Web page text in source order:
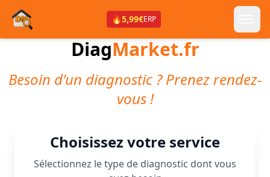
🔥5,99€ERP
DiagMarket.fr
Besoin d'un diagnostic ? Prenez rendez-
vous !
Choisissez votre service
Sélectionnez le type de diagnostic dont vous